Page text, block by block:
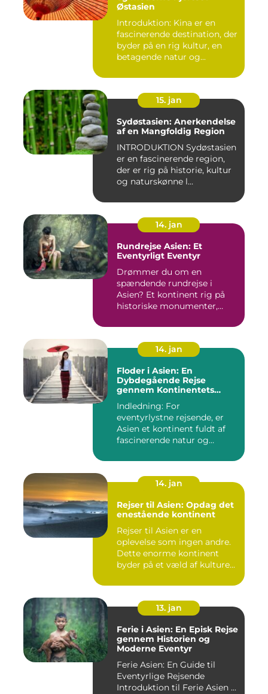
Østasien
Introduktion: Kina er en
fascinerende destination, der
byder på en rig kultur, en
betagende natur og...
15. jan
Sydøstasien: Anerkendelse
af en Mangfoldig Region
INTRODUKTION Sydøstasien
er en fascinerende region,
der er rig på historie, kultur
og naturskønne l...
14. jan
Rundrejse Asien: Et
Eventyrligt Eventyr
Drømmer du om en
spændende rundrejse i
Asien? Et kontinent rig på
historiske monumenter,
14. jan
Floder i Asien: En
Dybdegående Rejse
gennem Kontinentets
Indledning: For
eventyrlystne rejsende, er
Asien et kontinent fuldt af
fascinerende natur og
14. jan
Rejser til Asien: Opdag det
enestående kontinent
Rejser til Asien er en
oplevelse som ingen andre.
Dette enorme kontinent
byder på et væld af kulture...
13. jan
Ferie i Asien: En Episk Rejse
gennem Historien og
Moderne Eventyr
Ferie Asien: En Guide til
Eventyrlige Rejsende
Introduktion til Ferie Asien ...